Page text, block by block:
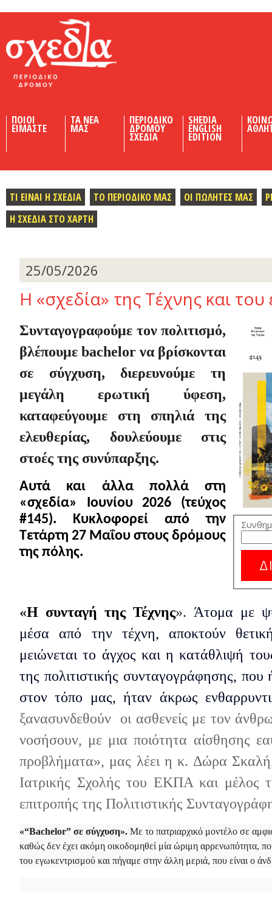
ΠΟΙΟΙ
ΕΙΜΑΣΤΕ
ΤΑ ΝΕΑ
ΜΑΣ
ΠΕΡΙΟΔΙΚΟ
ΔΡΟΜΟΥ
ΣΧΕΔΙΑ
SHEDIA
ENGLISH
EDITION
ΤΙ ΕΙΝΑΙ Η ΣΧΕΔΙΑ ΤΟ ΠΕΡΙΟΔΙΚΟ ΜΑΣ ΟΙ ΠΩΛΗΤΕΣ ΜΑΣ
Η ΣΧΕΔΙΑ ΣΤΟ ΧΑΡΤΗ
25/05/2026
Η «σχεδία» της Τέχνης και
Συνταγογραφούμε τον πολιτισμό,
βλέπουμε bachelor να βρίσκονται
σε σύγχυση, διερευνούμε τη
μεγάλη ερωτική ύφεση,
καταφεύγουμε στη σπηλιά της
ελευθερίας, δουλεύουμε στις
στοές της συνύπαρξης.
Αυτά και άλλα πολλά στη
«σχεδία» Ιουνίου 2026 (τεύχος
#145). Κυκλοφορεί από την
Τετάρτη 27 Μαΐου στους δρόμους
της πόλης.
«H συνταγή της Τέχνης». Άτομα με
μέσα από την τέχνη, αποκτούν
μειώνεται το άγχος και η κατάθλιψή
της πολιτιστικής συνταγογράφησης, που
στον τόπο μας, ήταν άκρως
ξανασυνδεθούν
οι ασθενείς με τον
νοσήσουν, με μια ποιότητα αίσθησης
προβλήματα», μας λέει η κ. Δώρα
Ιατρικής Σχολής του ΕΚΠΑ και μέλος
επιτροπής της Πολιτιστικής
«“Βachelor” σε σύγχυση». Με το πατριαρχικό μοντέλο σε
καθώς δεν έχει ακόμη οικοδομηθεί μία ώριμη αρρενωπότητα,
του εγωκεντρισμού και πήγαμε στην άλλη μεριά, που είναι ο